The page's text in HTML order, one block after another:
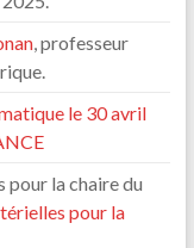
, professeur
le 30 avril
pour la chaire du
pour la